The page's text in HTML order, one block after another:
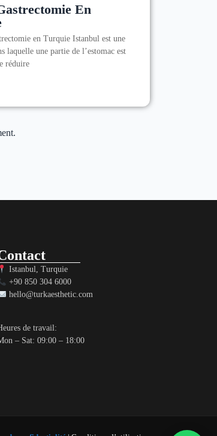
En
en Turquie Istanbul est une
laquelle une partie de l’estomac est
réduire
Istanbul, Turquie
+90 850 304 6000
hello@turkaesthetic.com
de travail:
– Sat: 09:00 – 18:00